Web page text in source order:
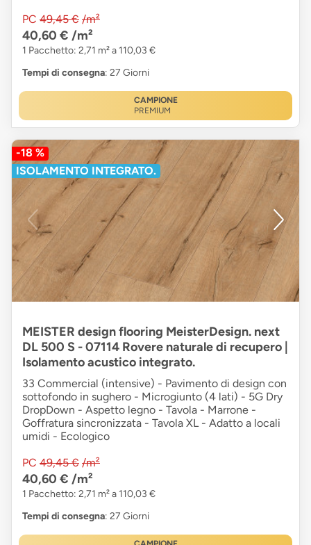
PC 49,45 € /m²
40,60 € /m²
1 Pacchetto: 2,71 m² a 110,03 €
Tempi di consegna: 27 Giorni
CAMPIONE
PREMIUM
-18 %
ISOLAMENTO INTEGRATO.
MEISTER design flooring MeisterDesign. next
DL 500 S - 07114 Rovere naturale di recupero |
Isolamento acustico integrato.
33 Commercial (intensive) - Pavimento di design con
sottofondo in sughero - Microgiunto (4 lati) - 5G Dry
DropDown - Aspetto legno - Tavola - Marrone -
Goffratura sincronizzata - Tavola XL - Adatto a locali
umidi - Ecologico
PC 49,45 € /m²
40,60 € /m²
1 Pacchetto: 2,71 m² a 110,03 €
Tempi di consegna: 27 Giorni